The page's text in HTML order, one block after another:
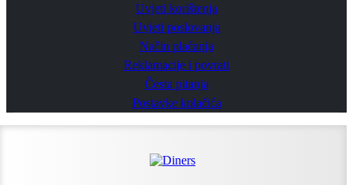
Uvjeti korištenja
Uvjeti poslovanja
Način plaćanja
Reklamacije i povrati
Česta pitanja
Postavke kolačića